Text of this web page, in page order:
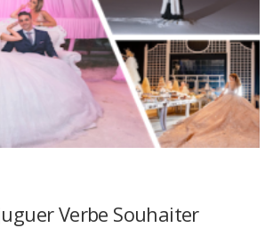
Verbe Souhaiter